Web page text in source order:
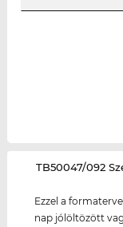
‌TB50047/092
Ezzel a
nap jólöltözött